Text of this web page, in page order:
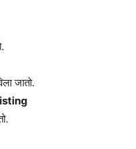
जातो.